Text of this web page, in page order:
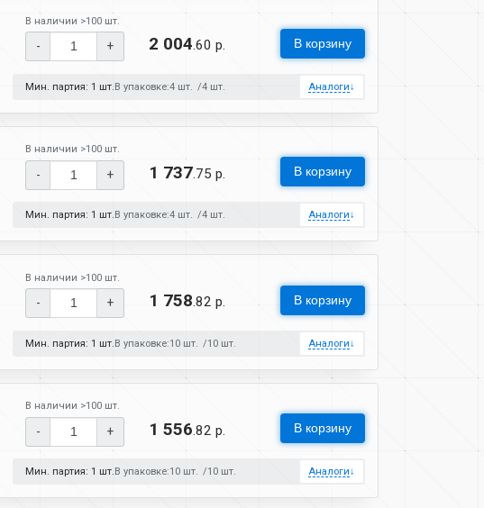
В наличии >100 шт.
- + 2 004.60 р. В корзину
Мин. партия: 1 шт.В упаковке:4 шт. 4 шт. Аналоги↓
В наличии >100 шт.
- + 1 737.75 р. В корзину
Мин. партия: 1 шт. В упаковке:4 шт. 4 шт. Аналоги↓
В наличии >100 шт.
- + 1 758.82 р. В корзину
Мин. партия: 1 шт.В упаковке:10 шт. 10 шт. Аналоги↓
В наличии >100 шт.
- + 1 556.82 р. В корзину
Мин. партия: 1 шт. В упаковке:10 шт. 10 шт. Аналоги↓